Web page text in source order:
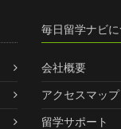
毎日留学ナビに
会社概要
アクセスマップ
留学サポート